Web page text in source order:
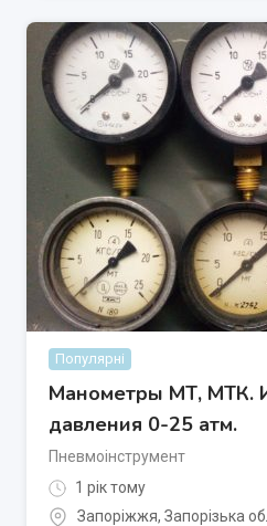
Популярні
Манометры МТ, МТК.
давления 0-25 атм.
Пневмоінструмент
1 рік тому
Запоріжжя, Запорізька